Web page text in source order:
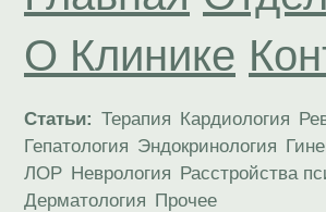
О Клинике
Статьи: Терапия Кардиология
Гепатология Эндокринология
ЛОР Неврология Расстройства
Дерматология Прочее